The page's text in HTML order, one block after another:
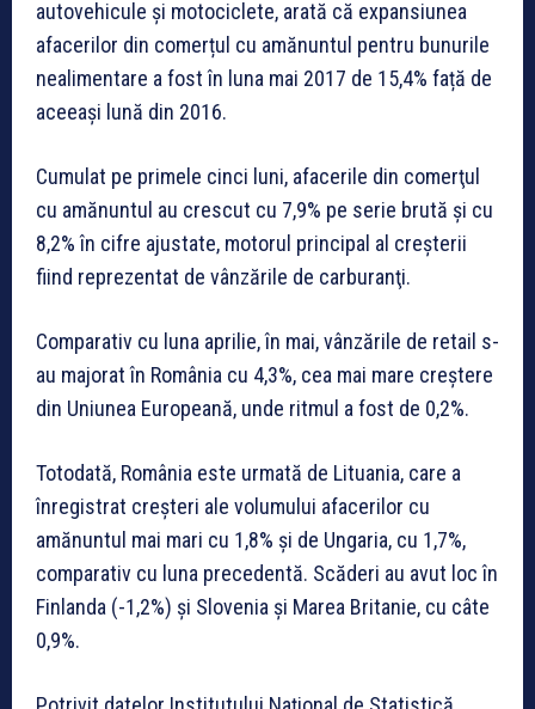
autovehicule şi motociclete, arată că expansiunea
afacerilor din comerțul cu amănuntul pentru bunurile
nealimentare a fost în luna mai 2017 de 15,4% față de
aceeași lună din 2016.
Cumulat pe primele cinci luni, afacerile din comerţul
cu amănuntul au crescut cu 7,9% pe serie brută şi cu
8,2% în cifre ajustate, motorul principal al creşterii
fiind reprezentat de vânzările de carburanţi.
Comparativ cu luna aprilie, în mai, vânzările de retail s-
au majorat în România cu 4,3%, cea mai mare creștere
din Uniunea Europeană, unde ritmul a fost de 0,2%.
Totodată, România este urmată de Lituania, care a
înregistrat creșteri ale volumului afacerilor cu
amănuntul mai mari cu 1,8% și de Ungaria, cu 1,7%,
comparativ cu luna precedentă. Scăderi au avut loc în
Finlanda (-1,2%) și Slovenia și Marea Britanie, cu câte
0,9%.